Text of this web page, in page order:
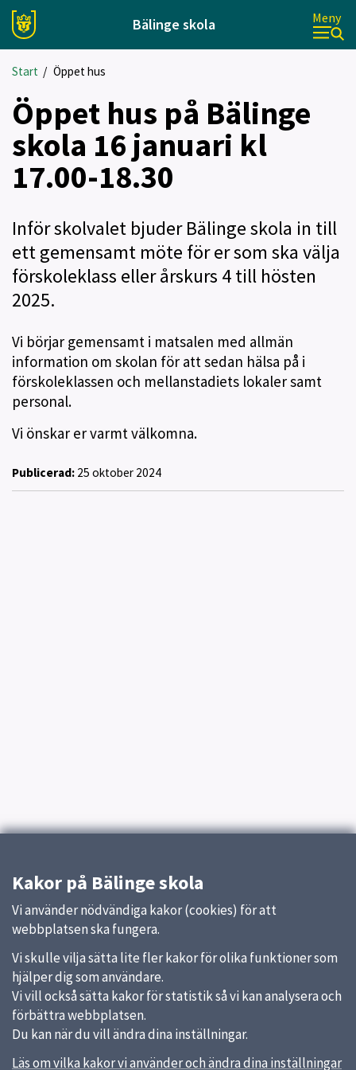
Bälinge skola Meny
Start / Öppet hus
Öppet hus på Bälinge
skola 16 januari kl
17.00-18.30
Inför skolvalet bjuder Bälinge skola in till
ett gemensamt möte för er som ska välja
förskoleklass eller årskurs 4 till hösten
2025.
Vi börjar gemensamt i matsalen med allmän
information om skolan för att sedan hälsa på i
förskoleklassen och mellanstadiets lokaler samt
personal.
Vi önskar er varmt välkomna.
Publicerad: 25 oktober 2024
Kakor på Bälinge skola
Vi använder nödvändiga kakor (cookies) för att
webbplatsen ska fungera.
Vi skulle vilja sätta lite fler kakor för olika funktioner som
hjälper dig som användare.
Vi vill också sätta kakor för statistik så vi kan analysera och
förbättra webbplatsen.
Du kan när du vill ändra dina inställningar.
Läs om vilka kakor vi använder och ändra dina inställningar